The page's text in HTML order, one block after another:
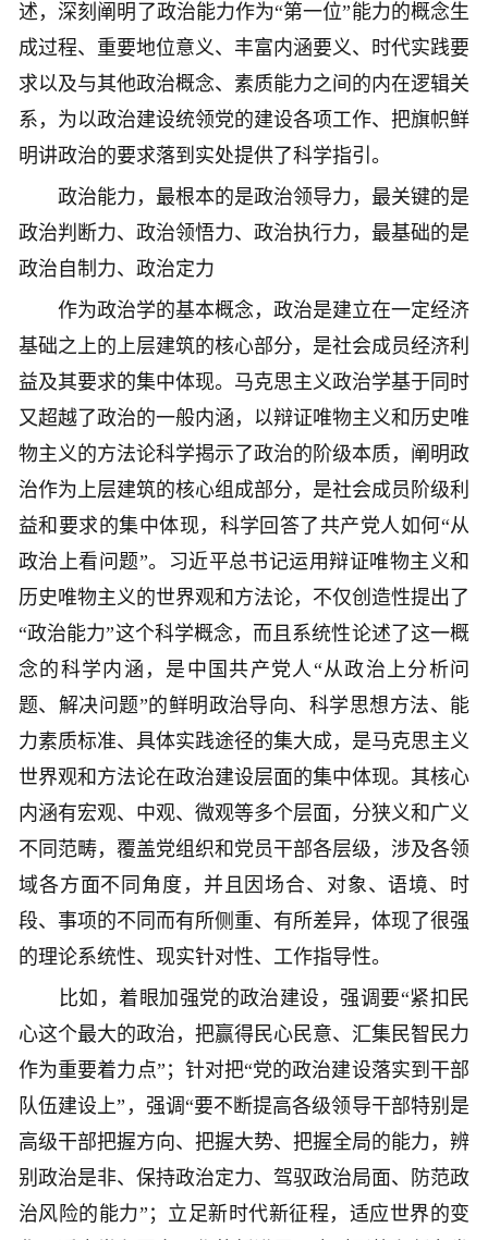
述，深刻阐明了政治能力作为“第一位”能力的概念生
成过程、重要地位意义、丰富内涵要义、时代实践要
求以及与其他政治概念、素质能力之间的内在逻辑关
系，为以政治建设统领党的建设各项工作、把旗帜鲜
明讲政治的要求落到实处提供了科学指引。
政治能力，最根本的是政治领导力，最关键的是
政治判断力、政治领悟力、政治执行力，最基础的是
政治自制力、政治定力
作为政治学的基本概念，政治是建立在一定经济
基础之上的上层建筑的核心部分，是社会成员经济利
益及其要求的集中体现。马克思主义政治学基于同时
又超越了政治的一般内涵，以辩证唯物主义和历史唯
物主义的方法论科学揭示了政治的阶级本质，阐明政
治作为上层建筑的核心组成部分，是社会成员阶级利
益和要求的集中体现，科学回答了共产党人如何“从
政治上看问题”。习近平总书记运用辩证唯物主义和
历史唯物主义的世界观和方法论，不仅创造性提出了
“政治能力”这个科学概念，而且系统性论述了这一概
念的科学内涵，是中国共产党人“从政治上分析问
题、解决问题”的鲜明政治导向、科学思想方法、能
力素质标准、具体实践途径的集大成，是马克思主义
世界观和方法论在政治建设层面的集中体现。其核心
内涵有宏观、中观、微观等多个层面，分狭义和广义
不同范畴，覆盖党组织和党员干部各层级，涉及各领
域各方面不同角度，并且因场合、对象、语境、时
段、事项的不同而有所侧重、有所差异，体现了很强
的理论系统性、现实针对性、工作指导性。
比如，着眼加强党的政治建设，强调要“紧扣民
心这个最大的政治，把赢得民心民意、汇集民智民力
作为重要着力点”；针对把“党的政治建设落实到干部
队伍建设上”，强调“要不断提高各级领导干部特别是
高级干部把握方向、把握大势、把握全局的能力，辨
别政治是非、保持政治定力、驾驭政治局面、防范政
治风险的能力”；立足新时代新征程，适应世界的变